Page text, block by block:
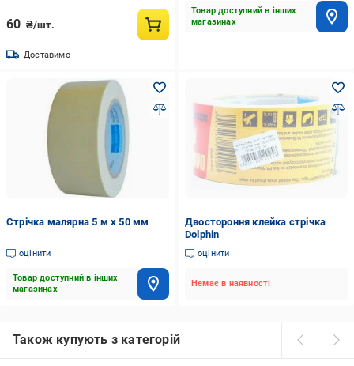
60 ₴/шт.
Доставимо
Товар доступний в інших
магазинах
Стрічка малярна 5 м х 50 мм
оцінити
Товар доступний в інших
магазинах
Двостороння клейка стрічка
Dolphin
оцінити
Немає в наявності
Також купують з категорій